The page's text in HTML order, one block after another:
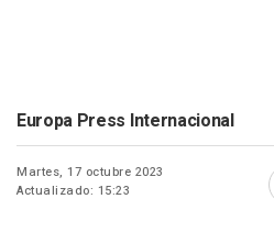
Europa Press Internacional
Martes, 17 octubre 2023
Actualizado: 15:23